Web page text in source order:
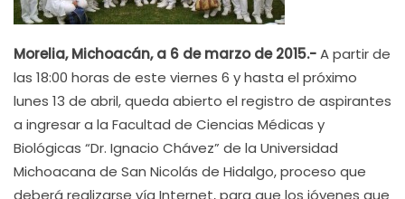
Morelia, Michoacán, a 6 de marzo de 2015.-A partir de
las 18:00 horas de este viernes 6 y hasta el próximo
lunes 13 de abril, queda abierto el registro de aspirantes
a ingresar a la Facultad de Ciencias Médicas y
Biológicas “Dr. Ignacio Chávez” de la Universidad
Michoacana de San Nicolás de Hidalgo, proceso que
deberá realizarse vía Internet, para que los jóvenes que